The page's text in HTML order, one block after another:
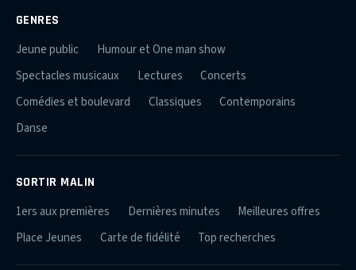
GENRES
Jeune public
Humour et One man show
Spectacles musicaux
Lectures
Concerts
Comédies et boulevard
Classiques
Contemporains
Danse
SORTIR MALIN
1ers aux premières Dernières minutes
Meilleures offres
Place Jeunes
Carte de fidélité Top recherches